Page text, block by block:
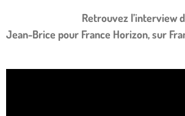
Retrouvez l’interview de
Jean-Brice pour France Horizon, sur